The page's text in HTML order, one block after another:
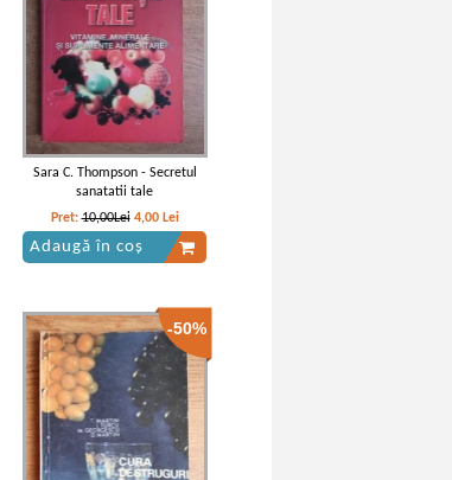
Sara C. Thompson - Secretul
sanatatii tale
Pret:10,00Lei 4,00 Lei
Adaugă în coș
-50%